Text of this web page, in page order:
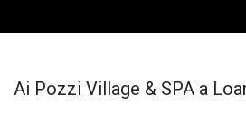
Ai Pozzi Village & SPA a